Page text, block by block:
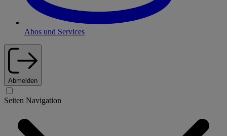
Abos und Services
Abmelden
Seiten Navigation